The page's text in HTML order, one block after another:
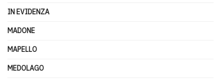
IN EVIDENZA
MADONE
MAPELLO
MEDOLAGO